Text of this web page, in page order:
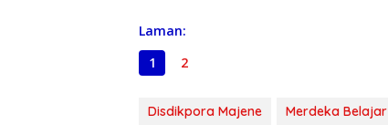
Laman:
1
2
Disdikpora Majene Merdeka Belajar